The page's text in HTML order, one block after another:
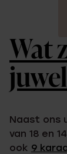
Wat
Naast ons
van 18 en
ook 9